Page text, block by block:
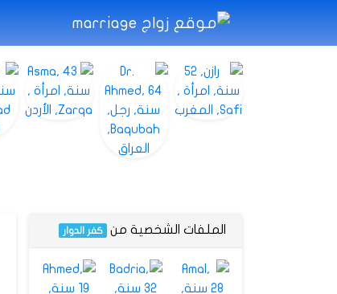
الملفات الشخصية من كفر الدوار